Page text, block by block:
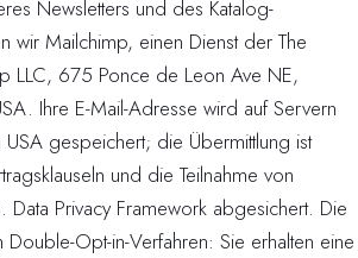
Newsletters und des Katalog-
wir Mailchimp, einen Dienst der The
LLC, 675 Ponce de Leon Ave NE,
Ihre E-Mail-Adresse wird auf Servern
gespeichert; die Übermittlung ist
und die Teilnahme von
Data Privacy Framework abgesichert. Die
Opt-in-Verfahren: Sie erhalten eine